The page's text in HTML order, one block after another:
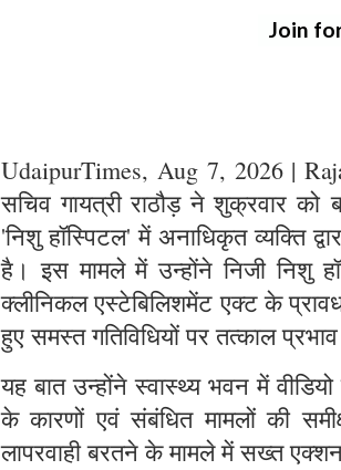
Join
UdaipurTimes, Aug 7, 2026 |
सचिव गायत्री राठौड़ ने शुक्रवार
'निशु हॉस्पिटल' में अनाधिकृत व्यक्ति
है। इस मामले में उन्होंने निजी निशु
क्लीनिकल एस्टेबिलिशमेंट एक्ट के
हुए समस्त गतिविधियों पर तत्काल
यह बात उन्होंने स्वास्थ्य भवन में
के कारणों एवं संबंधित मामलों की
लापरवाही बरतने के मामले में सख्त